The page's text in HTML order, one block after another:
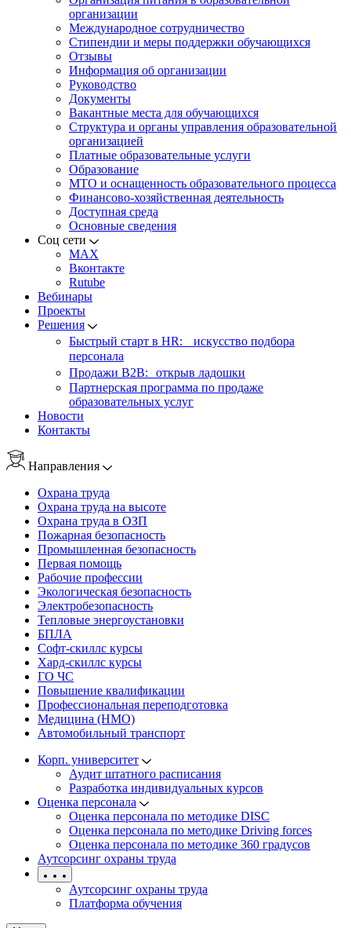
организации
Международное сотрудничество
Стипендии и меры поддержки обучающихся
Отзывы
Информация об организации
Руководство
Документы
Вакантные места для обучающихся
Структура и органы управления образовательной
организацией
Платные образовательные услуги
Образование
МТО и оснащенность образовательного процесса
Финансово-хозяйственная деятельность
Доступная среда
Основные сведения
Соц сети
MAX
Вконтакте
Rutube
Вебинары
Проекты
Решения
Быстрый старт в HR: искусство подбора
персонала
Продажи B2B: открыв ладошки
Партнерская программа по продаже
образовательных услуг
Новости
Контакты
Направления
Охрана труда
Охрана труда на высоте
Охрана труда в ОЗП
Пожарная безопасность
Промышленная безопасность
Первая помощь
Рабочие профессии
Экологическая безопасность
Электробезопасность
Тепловые энергоустановки
БПЛА
Софт-скиллс курсы
Хард-скиллс курсы
ГО ЧС
Повышение квалификации
Профессиональная переподготовка
Медицина (НМО)
Автомобильный транспорт
Корп. университет
Аудит штатного расписания
Разработка индивидуальных курсов
Оценка персонала
Оценка персонала по методике DISC
Оценка персонала по методике Driving forces
Оценка персонала по методике 360 градусов
Аутсорсинг охраны труда
Аутсорсинг охраны труда
Платформа обучения